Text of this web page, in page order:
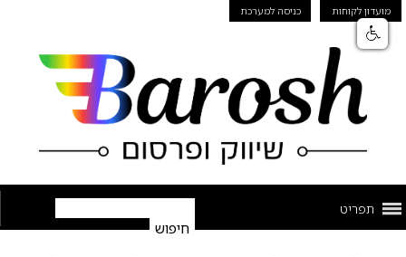
מועדון לקוחות כניסה למערכת
תפריט